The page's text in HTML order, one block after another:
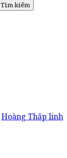
Tìm kiếm
Hoàng Thấp linh